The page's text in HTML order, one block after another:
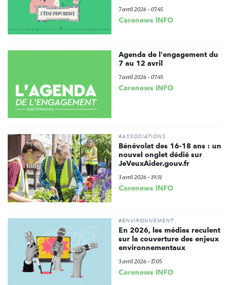
7 avril 2026 - 07:45
Carenews INFO
Agenda de l'engagement du
7 au 12 avril
7 avril 2026 - 07:45
Carenews INFO
#ASSOCIATIONS
Bénévolat des 16-18 ans : un
nouvel onglet dédié sur
JeVeuxAider.gouv.fr
3 avril 2026 - 19:31
Carenews INFO
#ENVIRONNEMENT
En 2026, les médias reculent
sur la couverture des enjeux
environnementaux
3 avril 2026 - 17:05
Carenews INFO